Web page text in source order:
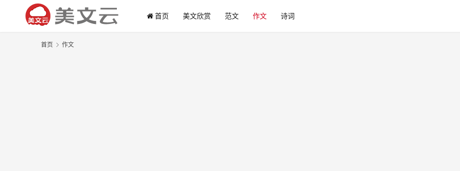
首页 美文欣赏 范文 作文 诗词
首页 作文